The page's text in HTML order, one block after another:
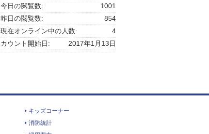
1001
今日の閲覧数:
854
昨日の閲覧数:
4
現在オンライン中の人数:
2017年1月13日
カウント開始日:
キッズコーナー
消防統計